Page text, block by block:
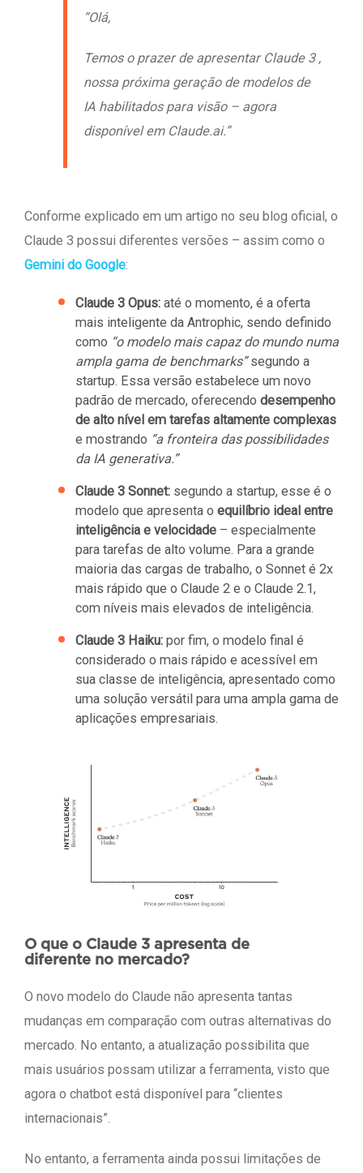
“Olá,
Temos o prazer de apresentar Claude 3 ,
nossa próxima geração de modelos de
IA habilitados para visão – agora
disponível em Claude.ai.”
Conforme explicado em um artigo no seu blog oficial, o
Claude 3 possui diferentes versões – assim como o
Gemini do Google:
Claude 3 Opus: até o momento, é a oferta
mais inteligente da Antrophic, sendo definido
como “o modelo mais capaz do mundo numa
ampla gama de benchmarks”segundo a
startup. Essa versão estabelece um novo
padrão de mercado, oferecendo desempenho
de alto nível em tarefas altamente complexas
e mostrando “a fronteira das possibilidades
da IA ​​generativa.”
Claude 3 Sonnet: segundo a startup, esse é o
modelo que apresenta o equilíbrio ideal entre
inteligência e velocidade – especialmente
para tarefas de alto volume. Para a grande
maioria das cargas de trabalho, o Sonnet é 2x
mais rápido que o Claude 2 e o Claude 2.1,
com níveis mais elevados de inteligência.
Claude 3 Haiku: por fim, o modelo final é
considerado o mais rápido e acessível em
sua classe de inteligência, apresentado como
uma solução versátil para uma ampla gama de
aplicações empresariais.
O que o Claude 3 apresenta de
diferente no mercado?
O novo modelo do Claude não apresenta tantas
mudanças em comparação com outras alternativas do
mercado. No entanto, a atualização possibilita que
mais usuários possam utilizar a ferramenta, visto que
agora o chatbot está disponível para “clientes
internacionais”.
No entanto, a ferramenta ainda possui limitações de